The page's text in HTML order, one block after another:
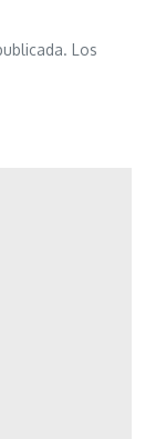
Los